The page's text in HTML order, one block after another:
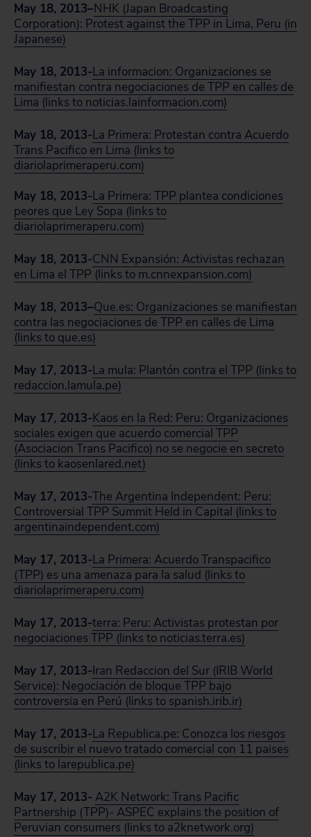
May 18, 2013–NHK (Japan Broadcasting
Corporation): Protest against the TPP in Lima, Peru (in
Japanese)
May 18, 2013-La informacion: Organizaciones se
manifiestan contra negociaciones de TPP en calles de
Lima (links to noticias.lainformacion.com)
May 18, 2013-La Primera: Protestan contra Acuerdo
Trans Pacifico en Lima (links to
diariolaprimeraperu.com)
May 18, 2013-La Primera: TPP plantea condiciones
peores que Ley Sopa (links to
diariolaprimeraperu.com)
May 18, 2013-CNN Expansión: Activistas rechazan
en Lima el TPP (links to m.cnnexpansion.com)
May 18, 2013–Que.es: Organizaciones se manifiestan
contra las negociaciones de TPP en calles de Lima
(links to que.es)
May 17, 2013-La mula: Plantón contra el TPP (links to
redaccion.lamula.pe)
May 17, 2013-Kaos en la Red: Peru: Organizaciones
sociales exigen que acuerdo comercial TPP
(Asociacion Trans Pacifico) no se negocie en secreto
(links to kaosenlared.net)
May 17, 2013-The Argentina Independent: Peru:
Controversial TPP Summit Held in Capital (links to
argentinaindependent.com)
May 17, 2013-La Primera: Acuerdo Transpacifico
(TPP) es una amenaza para la salud (links to
diariolaprimeraperu.com)
May 17, 2013-terra: Peru: Activistas protestan por
negociaciones TPP (links to noticias.terra.es)
May 17, 2013-Iran Redaccion del Sur (IRIB World
Service): Negociación de bloque TPP bajo
controversia en Perú (links to spanish.irib.ir)
May 17, 2013-La Republica.pe: Conozca los riesgos
de suscribir el nuevo tratado comercial con 11 paises
(links to larepublica.pe)
May 17, 2013- A2K Network: Trans Pacific
Partnership (TPP)- ASPEC explains the position of
Peruvian consumers (links to a2knetwork.org)